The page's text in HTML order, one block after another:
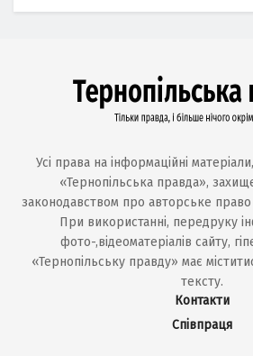
Усі права на інформаційні
«Тернопільська правда»,
законодавством про авторське право
При використанні, передруку
фото-,відеоматеріалів сайту,
«Тернопільську правду» має
тексту.
Контакти
Співпраця